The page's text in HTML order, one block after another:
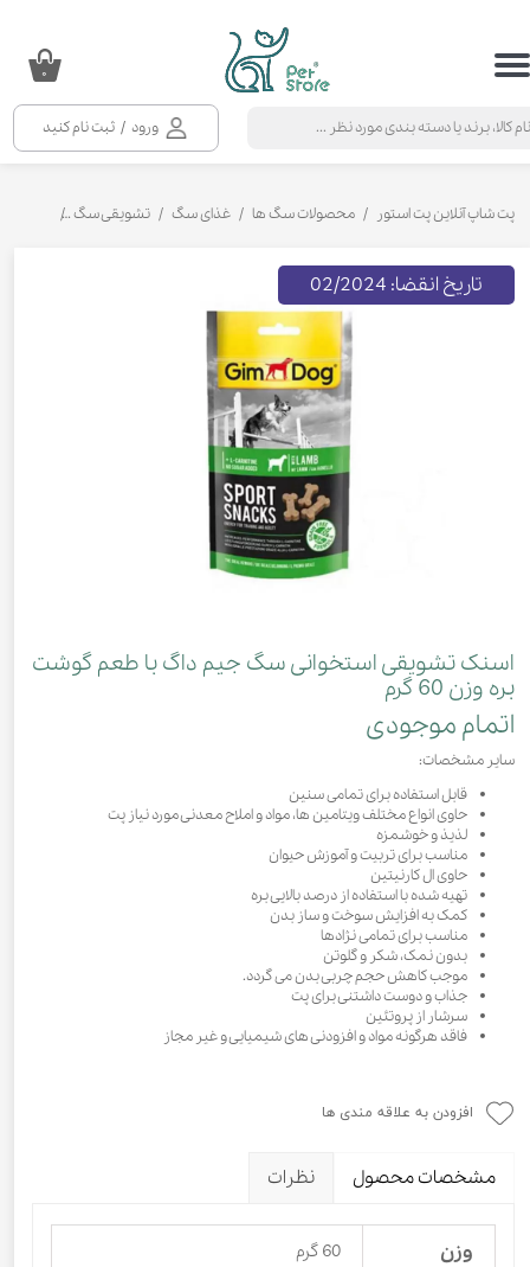
ورود / ثبت نام کنید
حساب کاربری من
خروج از حساب کاربری
۰
پت شاپ آنلاین پت استور محصولات سگ ها غذای سگ تشویقی سگ
اسنک تشویقی استخوانی سگ جیم داگ با طعم گوشت
بره وزن 60 گرم
اتمام موجودی
سایر مشخصات:
قابل استفاده برای تمامی سنین
حاوی انواع مختلف ویتامین ها، مواد و املاح معدنی مورد نیاز پت
لذیذ و خوشمزه
مناسب برای تربیت و آموزش حیوان
حاوی ال کارنیتین
تهیه شده با استفاده از درصد بالایی بره
کمک به افزایش سوخت و ساز بدن
مناسب برای تمامی نژادها
بدون نمک، شکر و گلوتن
موجب کاهش حجم چربی بدن می گردد.
جذاب و دوست داشتنی برای پت
سرشار از پروتئین
فاقد هرگونه مواد و افزودنی های شیمیایی و غیر مجاز
تاریخ انقضا: 02/2024
افزودن به علاقه مندی ها
مشخصات محصول نظرات
وزن 60 گرم